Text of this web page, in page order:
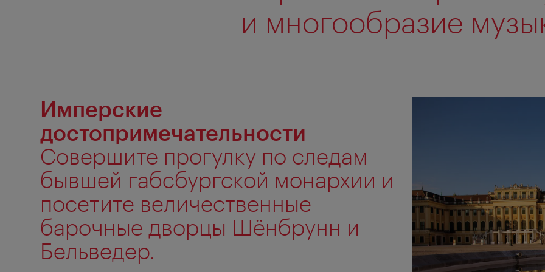
и многообразие
Имперские
достопримечательности
Совершите прогулку по следам
бывшей габсбургской монархии и
посетите величественные
барочные дворцы Шёнбрунн и
Бельведер.